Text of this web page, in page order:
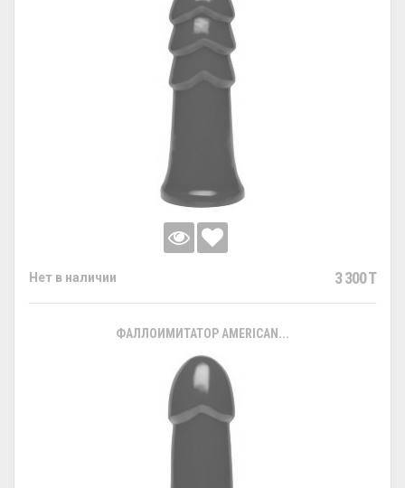
Нет в наличии 3 300 T
ФАЛЛОИМИТАТОР AMERICAN...